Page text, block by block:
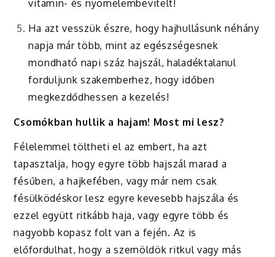
vitamin- és nyomelembevitelt!
Ha azt vesszük észre, hogy hajhullásunk néhány
napja már több, mint az egészségesnek
mondható napi száz hajszál, haladéktalanul
forduljunk szakemberhez, hogy időben
megkezdődhessen a kezelés!
Csomókban hullik a hajam! Most mi lesz?
Félelemmel töltheti el az embert, ha azt
tapasztalja, hogy egyre több hajszál marad a
fésűben, a hajkefében, vagy már nem csak
fésülködéskor lesz egyre kevesebb hajszála és
ezzel együtt ritkább haja, vagy egyre több és
nagyobb kopasz folt van a fején. Az is
előfordulhat, hogy a szemöldök ritkul vagy más